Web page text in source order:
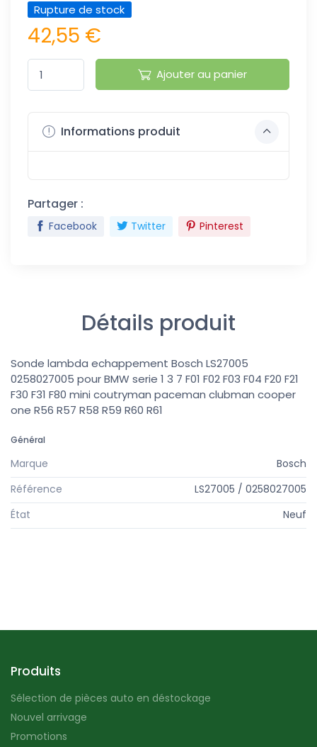
Rupture de stock
42,55 €
Ajouter au panier
Informations produit
Partager :
Facebook Twitter Pinterest
Détails produit
Sonde lambda echappement Bosch LS27005
0258027005 pour BMW serie 1 3 7 F01 F02 F03 F04 F20 F21
F30 F31 F80 mini coutryman paceman clubman cooper
one R56 R57 R58 R59 R60 R61
Général
Marque
Bosch
Référence
LS27005 / 0258027005
État
Neuf
Produits
Sélection de pièces auto en déstockage
Nouvel arrivage
Promotions